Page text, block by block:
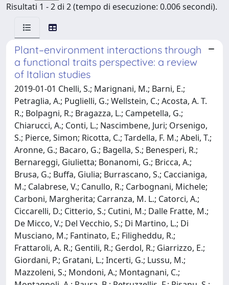
Risultati 1 - 2 di 2 (tempo di esecuzione: 0.006 secondi).
Plant–environment interactions through
a functional traits perspective: a review
of Italian studies
2019-01-01 Chelli, S.; Marignani, M.; Barni, E.;
Petraglia, A.; Puglielli, G.; Wellstein, C.; Acosta, A. T.
R.; Bolpagni, R.; Bragazza, L.; Campetella, G.;
Chiarucci, A.; Conti, L.; Nascimbene, Juri; Orsenigo,
S.; Pierce, Simon; Ricotta, C.; Tardella, F. M.; Abeli, T.;
Aronne, G.; Bacaro, G.; Bagella, S.; Benesperi, R.;
Bernareggi, Giulietta; Bonanomi, G.; Bricca, A.;
Brusa, G.; Buffa, Giulia; Burrascano, S.; Caccianiga,
M.; Calabrese, V.; Canullo, R.; Carbognani, Michele;
Carboni, Margherita; Carranza, M. L.; Catorci, A.;
Ciccarelli, D.; Citterio, S.; Cutini, M.; Dalle Fratte, M.;
De Micco, V.; Del Vecchio, S.; Di Martino, L.; Di
Musciano, M.; Fantinato, E.; Filigheddu, R.;
Frattaroli, A. R.; Gentili, R.; Gerdol, R.; Giarrizzo, E.;
Giordani, P.; Gratani, L.; Incerti, G.; Lussu, M.;
Mazzoleni, S.; Mondoni, A.; Montagnani, C.;